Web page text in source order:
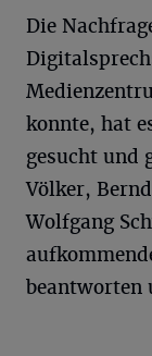
Die
konnte, hat
gesucht und
Völker,
Wolfgang
beantworten